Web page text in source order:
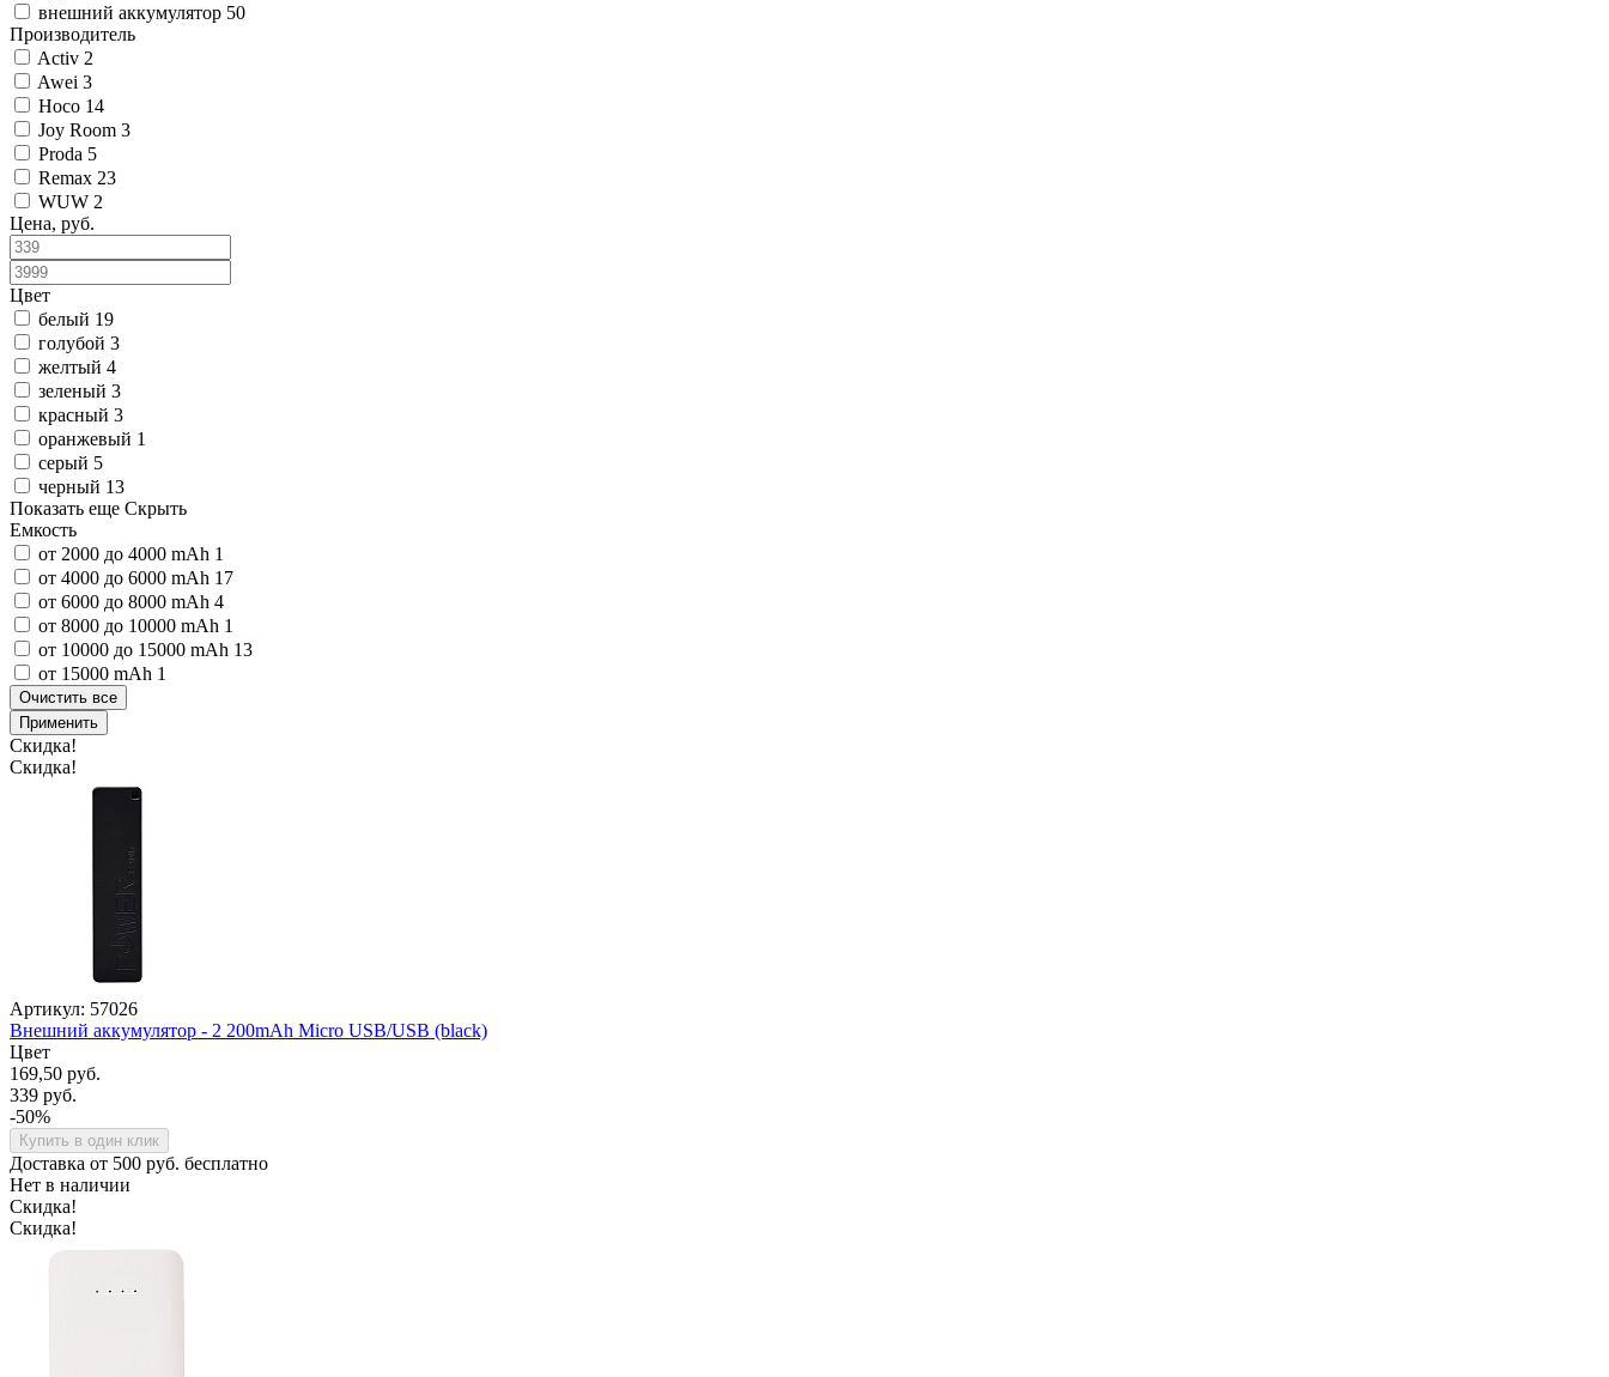
внешний аккумулятор 50
Производитель
Activ 2
Awei 3
Hoco 14
Joy Room 3
Proda 5
Remax 23
WUW 2
Цена, руб.
Цвет
белый 19
голубой 3
желтый 4
зеленый 3
красный 3
оранжевый 1
серый 5
черный 13
Показать еще Скрыть
Емкость
от 2000 до 4000 mAh 1
от 4000 до 6000 mAh 17
от 6000 до 8000 mAh 4
от 8000 до 10000 mAh 1
от 10000 до 15000 mAh 13
от 15000 mAh 1
Очистить все
Применить
Скидка!
Скидка!
Артикул: 57026
Внешний аккумулятор - 2 200mAh Micro USB/USB (black)
Цвет
169,50 руб.
339 руб.
-50%
Купить в один клик
Доставка от 500 руб. бесплатно
Нет в наличии
Скидка!
Скидка!